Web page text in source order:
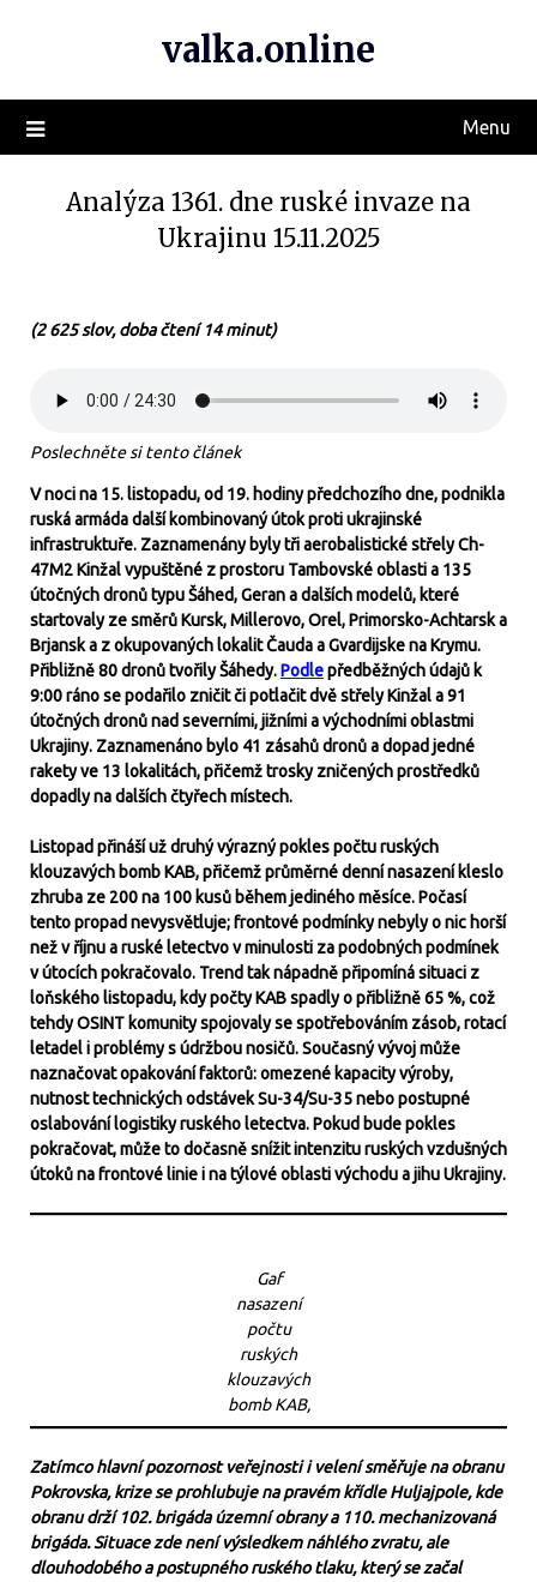
valka.online
Menu
Analýza 1361. dne ruské invaze na
Ukrajinu 15.11.2025
(2 625 slov, doba čtení 14 minut)
Poslechněte si tento článek
V noci na 15. listopadu, od 19. hodiny předchozího dne, podnikla
ruská armáda další kombinovaný útok proti ukrajinské
infrastruktuře. Zaznamenány byly tři aerobalistické střely Ch-
47M2 Kinžal vypuštěné z prostoru Tambovské oblasti a 135
útočných dronů typu Šáhed, Geran a dalších modelů, které
startovaly ze směrů Kursk, Millerovo, Orel, Primorsko-Achtarsk a
Brjansk a z okupovaných lokalit Čauda a Gvardijske na Krymu.
Přibližně 80 dronů tvořily Šáhedy.Podlepředběžných údajů k
9:00 ráno se podařilo zničit či potlačit dvě střely Kinžal a 91
útočných dronů nad severními, jižními a východními oblastmi
Ukrajiny. Zaznamenáno bylo 41 zásahů dronů a dopad jedné
rakety ve 13 lokalitách, přičemž trosky zničených prostředků
dopadly na dalších čtyřech místech.
Listopad přináší už druhý výrazný pokles počtu ruských
klouzavých bomb KAB, přičemž průměrné denní nasazení kleslo
zhruba ze 200 na 100 kusů během jediného měsíce. Počasí
tento propad nevysvětluje; frontové podmínky nebyly o nic horší
než v říjnu a ruské letectvo v minulosti za podobných podmínek
v útocích pokračovalo. Trend tak nápadně připomíná situaci z
loňského listopadu, kdy počty KAB spadly o přibližně 65 %, což
tehdy OSINT komunity spojovaly se spotřebováním zásob, rotací
letadel i problémy s údržbou nosičů. Současný vývoj může
naznačovat opakování faktorů: omezené kapacity výroby,
nutnost technických odstávek Su-34/Su-35 nebo postupné
oslabování logistiky ruského letectva. Pokud bude pokles
pokračovat, může to dočasně snížit intenzitu ruských vzdušných
útoků na frontové linie i na týlové oblasti východu a jihu Ukrajiny.
Gaf
nasazení
počtu
ruských
klouzavých
bomb KAB,
Zatímco hlavní pozornost veřejnosti i velení směřuje na obranu
Pokrovska, krize se prohlubuje na pravém křídle Huljajpole, kde
obranu drží 102. brigáda územní obrany a 110. mechanizovaná
brigáda. Situace zde není výsledkem náhlého zvratu, ale
dlouhodobého a postupného ruského tlaku, který se začal